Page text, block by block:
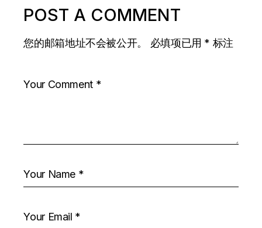
POST A COMMENT
您的邮箱地址不会被公开。 必填项已用 * 标注